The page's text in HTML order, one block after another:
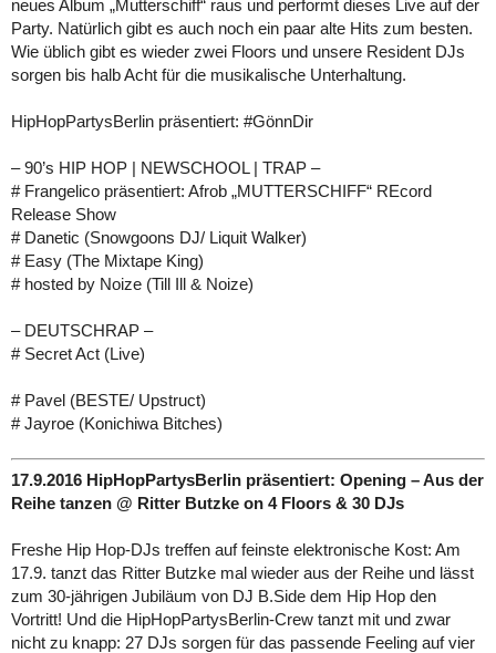
neues Album „Mutterschiff“ raus und performt dieses Live auf der
Party. Natürlich gibt es auch noch ein paar alte Hits zum besten.
Wie üblich gibt es wieder zwei Floors und unsere Resident DJs
sorgen bis halb Acht für die musikalische Unterhaltung.
HipHopPartysBerlin präsentiert: #GönnDir
– 90’s HIP HOP | NEWSCHOOL | TRAP –
# Frangelico präsentiert: Afrob „MUTTERSCHIFF“ REcord
Release Show
# Danetic (Snowgoons DJ/ Liquit Walker)
# Easy (The Mixtape King)
# hosted by Noize (Till Ill & Noize)
– DEUTSCHRAP –
# Secret Act (Live)
# Pavel (BESTE/ Upstruct)
# Jayroe (Konichiwa Bitches)
17.9.2016 HipHopPartysBerlin präsentiert: Opening – Aus der
Reihe tanzen @ Ritter Butzke on 4 Floors & 30 DJs
Freshe Hip Hop-DJs treffen auf feinste elektronische Kost: Am
17.9. tanzt das Ritter Butzke mal wieder aus der Reihe und lässt
zum 30-jährigen Jubiläum von DJ B.Side dem Hip Hop den
Vortritt! Und die HipHopPartysBerlin-Crew tanzt mit und zwar
nicht zu knapp: 27 DJs sorgen für das passende Feeling auf vier